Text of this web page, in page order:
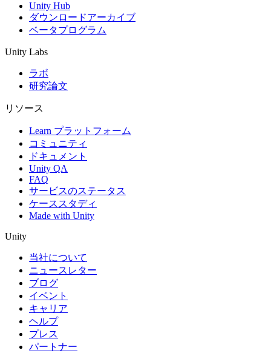
Unity Hub
ダウンロードアーカイブ
ベータプログラム
Unity Labs
ラボ
研究論文
リソース
Learn プラットフォーム
コミュニティ
ドキュメント
Unity QA
FAQ
サービスのステータス
ケーススタディ
Made with Unity
Unity
当社について
ニュースレター
ブログ
イベント
キャリア
ヘルプ
プレス
パートナー